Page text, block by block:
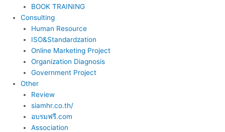
BOOK TRAINING
Consulting
Human Resource
ISO&Standardzation
Online Marketing Project
Organization Diagnosis
Government Project
Other
Review
siamhr.co.th/
อบรมฟรี.com
Association